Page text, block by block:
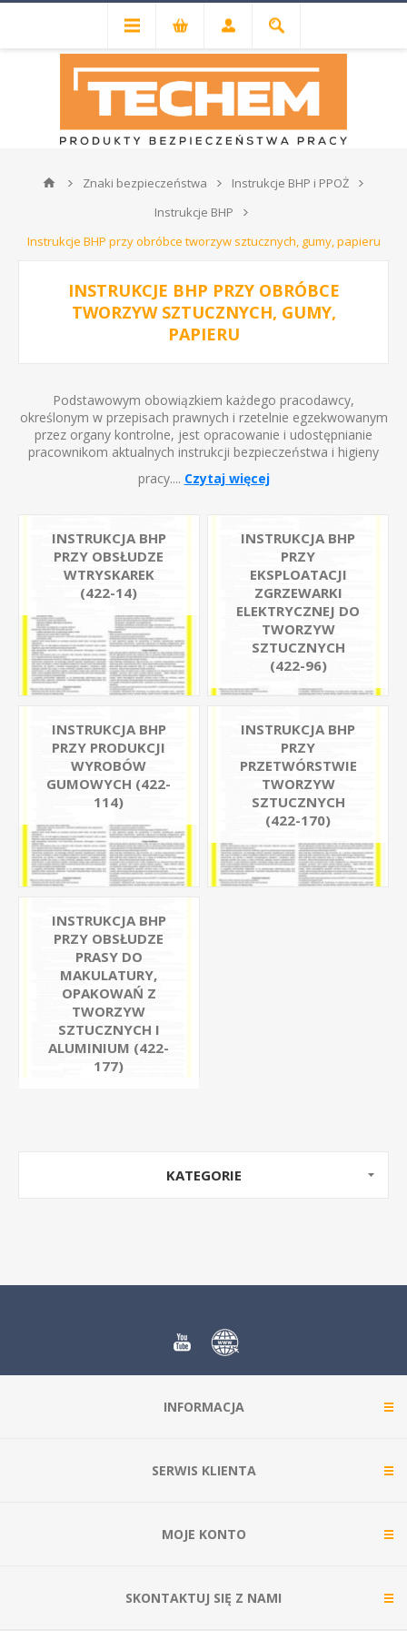
Znaki bezpieczeństwa
Instrukcje BHP i PPOŻ
Instrukcje BHP
Instrukcje BHP przy obróbce tworzyw sztucznych, gumy, papieru
INSTRUKCJE BHP PRZY OBRÓBCE
TWORZYW SZTUCZNYCH, GUMY,
PAPIERU
Podstawowym obowiązkiem każdego pracodawcy,
określonym w przepisach prawnych i rzetelnie egzekwowanym
przez organy kontrolne, jest opracowanie i udostępnianie
pracownikom aktualnych instrukcji bezpieczeństwa i higieny
pracy.... Czytaj więcej
INSTRUKCJA BHP
PRZY OBSŁUDZE
WTRYSKAREK
(422-14)
INSTRUKCJA BHP
PRZY
EKSPLOATACJI
ZGRZEWARKI
ELEKTRYCZNEJ DO
TWORZYW
SZTUCZNYCH
(422-96)
INSTRUKCJA BHP
PRZY PRODUKCJI
WYROBÓW
GUMOWYCH (422-
114)
INSTRUKCJA BHP
PRZY
PRZETWÓRSTWIE
TWORZYW
SZTUCZNYCH
(422-170)
INSTRUKCJA BHP
PRZY OBSŁUDZE
PRASY DO
MAKULATURY,
OPAKOWAŃ Z
TWORZYW
SZTUCZNYCH I
ALUMINIUM (422-
177)
KATEGORIE
INFORMACJA
SERWIS KLIENTA
MOJE KONTO
SKONTAKTUJ SIĘ Z NAMI